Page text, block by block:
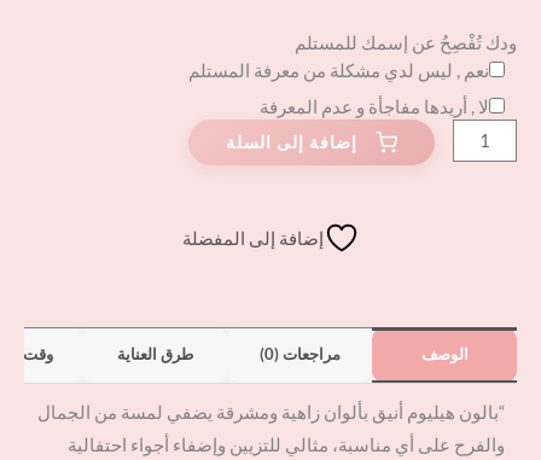
ودك تُفْصِحُ عن إسمك للمستلم
نعم , ليس لدي مشكلة من معرفة المستلم
لا , أريدها مفاجأة و عدم المعرفة
إضافة إلى المفضلة
الوصف مراجعات (0) طرق العناية وقت
“بالون هيليوم أنيق بألوان زاهية ومشرقة يضفي لمسة من الجمال
والفرح على أي مناسبة، مثالي للتزيين وإضفاء أجواء احتفالية